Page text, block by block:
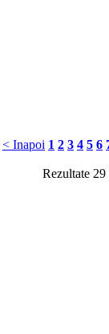
< Inapoi 1 2 3 4 5 6
Rezultate